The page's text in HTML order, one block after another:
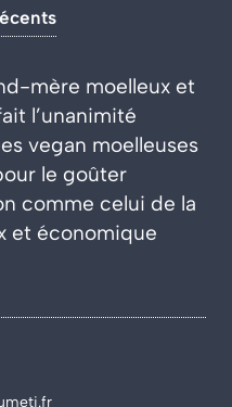
mère moelleux et
l’unanimité
vegan moelleuses
le goûter
comme celui de la
et économique